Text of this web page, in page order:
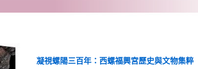
凝視螺陽三百年：西螺福興宮歷史與文物集粹